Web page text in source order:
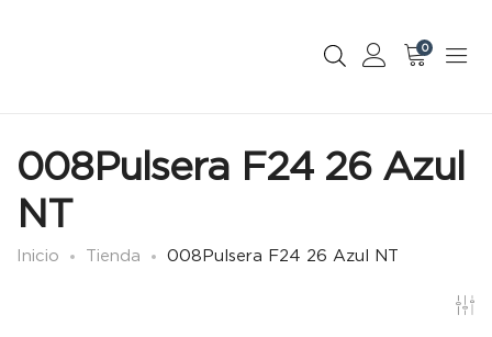
0
008Pulsera F24 26 Azul
NT
Inicio Tienda 008Pulsera F24 26 Azul NT